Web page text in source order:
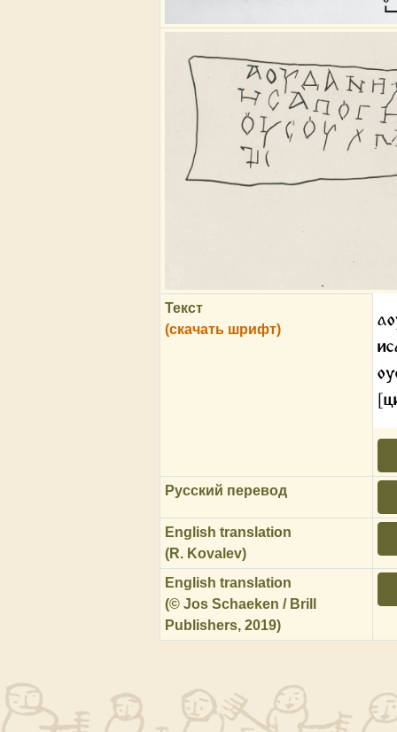
Текст
(скачать шрифт)
Русский перевод
English translation
(R. Kovalev)
English translation
(© Jos Schaeken / Brill
Publishers, 2019)